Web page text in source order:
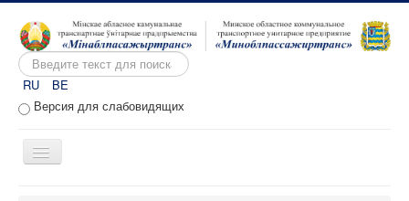
Искать...
RU
BE
Версия для слабовидящих
Включить/